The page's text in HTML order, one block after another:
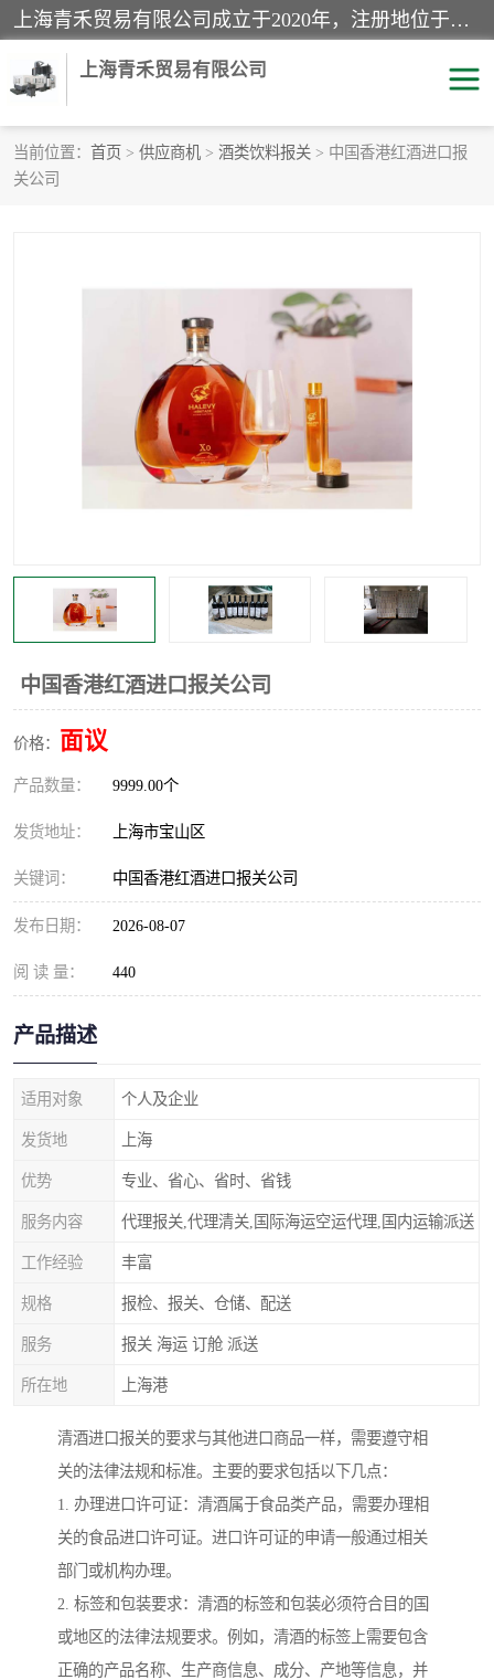
上海青禾贸易有限公司成立于2020年，注册地位于上海市宝山区。经营范围包括：机械设备、五金制品、劳防用品、电子产品、塑胶制品、家具、模具、纺织品、仪器仪表、建筑材料、装饰材料、化工产品、金属制品、机车配件等货物进出口报关、清关服务。
上海青禾贸易有限公司
当前位置： 首页 > 供应商机 > 酒类饮料报关 > 中国香港红酒进口报
关公司
中国香港红酒进口报关公司
价格： 面议
产品数量： 9999.00个
发货地址： 上海市宝山区
关键词： 中国香港红酒进口报关公司
发布日期： 2026-08-07
阅 读 量： 440
产品描述
适用对象 个人及企业
发货地 上海
优势 专业、省心、省时、省钱
服务内容 代理报关,代理清关,国际海运空运代理,国内运输派送
工作经验 丰富
规格 报检、报关、仓储、配送
服务 报关 海运 订舱 派送
所在地 上海港
清酒进口报关的要求与其他进口商品一样，需要遵守相
关的法律法规和标准。主要的要求包括以下几点：
1. 办理进口许可证：清酒属于食品类产品，需要办理相
关的食品进口许可证。进口许可证的申请一般通过相关
部门或机构办理。
2. 标签和包装要求：清酒的标签和包装必须符合目的国
或地区的法律法规要求。例如，清酒的标签上需要包含
正确的产品名称、生产商信息、成分、产地等信息，并
酒类饮料报关
进口杂货清关
国际灯具清关